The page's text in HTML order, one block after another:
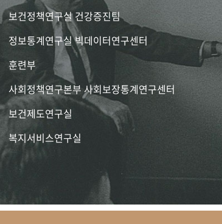
보건정책연구실 건강증진팀
정보통계연구실 빅데이터연구센터
훈련부
사회정책연구본부 사회보장통계연구센터
보건제도연구실
복지서비스연구실